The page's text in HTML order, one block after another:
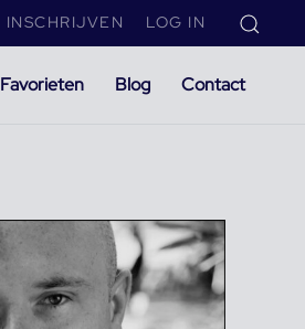
INSCHRIJVEN LOG IN
Favorieten Blog Contact